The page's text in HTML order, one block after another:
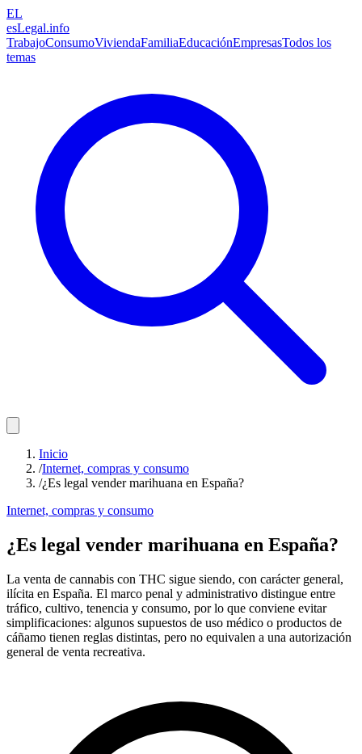
EL
esLegal.info
TrabajoConsumoViviendaFamiliaEducaciónEmpresasTodos los
temas
Inicio
/Internet, compras y consumo
/¿Es legal vender marihuana en España?
Internet, compras y consumo
¿Es legal vender marihuana en España?
La venta de cannabis con THC sigue siendo, con carácter general,
ilícita en España. El marco penal y administrativo distingue entre
tráfico, cultivo, tenencia y consumo, por lo que conviene evitar
simplificaciones: algunos supuestos de uso médico o productos de
cáñamo tienen reglas distintas, pero no equivalen a una autorización
general de venta recreativa.